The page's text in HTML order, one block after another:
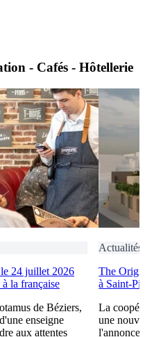
- Cafés - Hôtellerie
24 juillet 2026
la française
de Béziers,
enseigne
aux attentes
Actualités
The
à Saint-
La
une
l'annonce